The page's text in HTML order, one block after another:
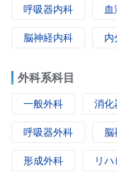
呼吸器内科
脳神経内科 内
外科系科目
一般外科 消化
呼吸器外科 脳
形成外科 リ